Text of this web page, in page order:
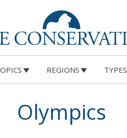
REGIONS TYPES
Olympics